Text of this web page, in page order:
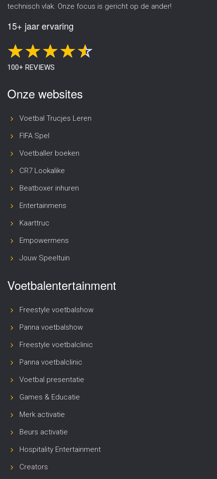
technisch vlak. Onze focus is gericht op de ander!
15+ jaar ervaring
100+ REVIEWS
Onze websites
Voetbal Trucjes Leren
FIFA Spel
Voetballer boeken
CR7 Lookalike
Beatboxer inhuren
Entertainmens
Kaarttruc
Empowermens
Jouw Speeltuin
Voetbalentertainment
Freestyle voetbalshow
Panna voetbalshow
Freestyle voetbalclinic
Panna voetbalclinic
Voetbal presentatie
Games & Educatie
Merk activatie
Beurs activatie
Hospitality Entertainment
Creators